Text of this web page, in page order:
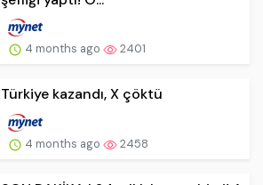
4 months ago 2401
Türkiye kazandı, X çöktü
4 months ago 2458